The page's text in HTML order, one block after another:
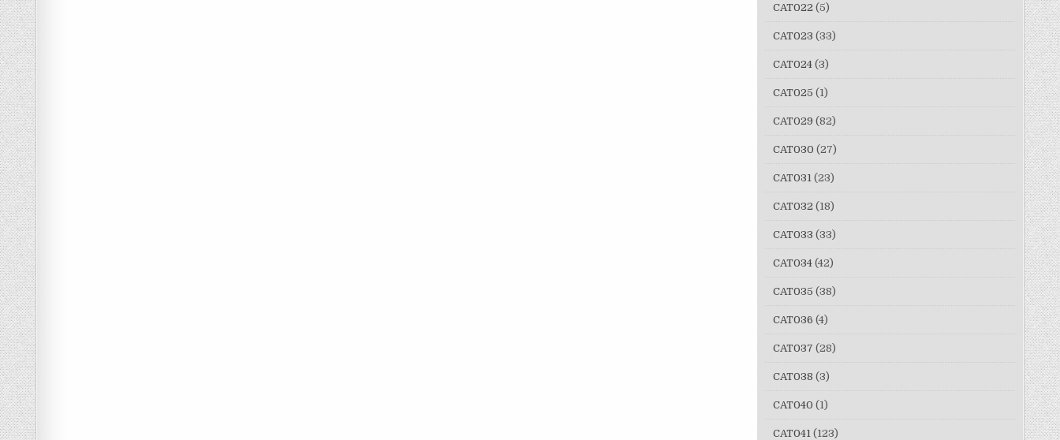
CAT022 (5)
CAT023 (33)
CAT024 (3)
CAT025 (1)
CAT029 (82)
CAT030 (27)
CAT031 (23)
CAT032 (18)
CAT033 (33)
CAT034 (42)
CAT035 (38)
CAT036 (4)
CAT037 (28)
CAT038 (3)
CAT040 (1)
CAT041 (123)